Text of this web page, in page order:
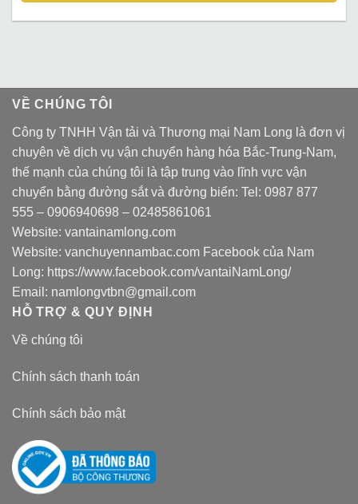
VỀ CHÚNG TÔI
Công ty TNHH Vận tải và Thương mại Nam Long là đơn vị
chuyên về dịch vụ vận chuyển hàng hóa Bắc-Trung-Nam,
thế mạnh của chúng tôi là tập trung vào lĩnh vực vận
chuyển bằng đường sắt và đường biển: Tel: 0987 877
555 – 0906940698 – 02485861061
Website: vantainamlong.com
Website: vanchuyennambac.com Facebook của Nam
Long: https://www.facebook.com/vantaiNamLong/
Email: namlongvtbn@gmail.com
HỖ TRỢ & QUY ĐỊNH
Về chúng tôi
Chính sách thanh toán
Chính sách bảo mật